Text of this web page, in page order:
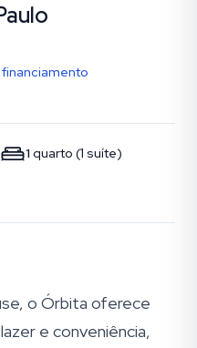
financiamento
1 quarto (1 suíte)
o Órbita oferece
e conveniência,